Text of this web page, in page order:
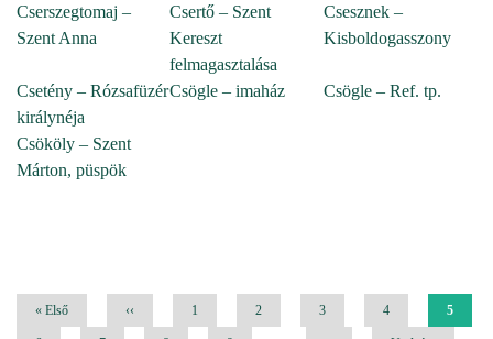
Cserszegtomaj –
Szent Anna
Csertő – Szent
Kereszt
felmagasztalása
Csesznek –
Kisboldogasszony
Csetény – Rózsafüzér
királynéja
Csögle – imaház Csögle – Ref. tp.
Csököly – Szent
Márton, püspök
Első
« Első
Előző
‹‹ Oldal
1 Oldal
2 Oldal
3 Oldal
4
Jelenlegi
5